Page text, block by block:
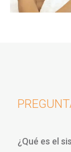
¿Qué es el